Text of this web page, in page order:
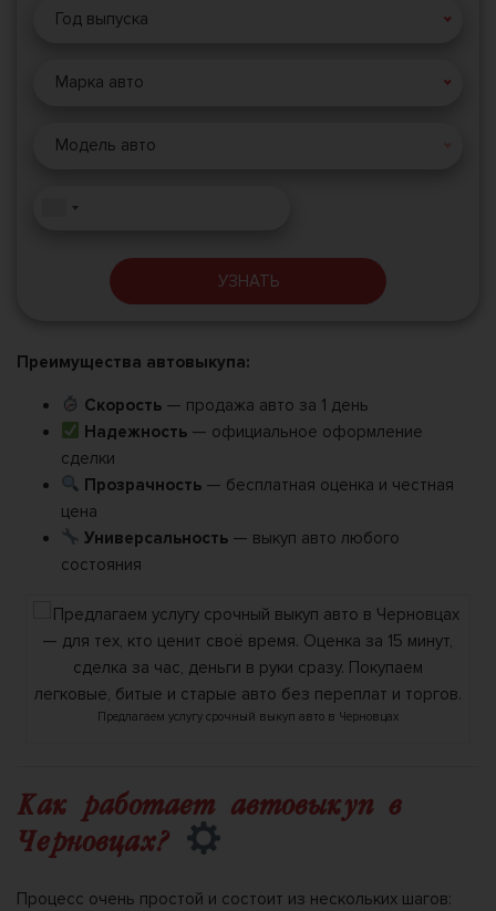
Год выпуска
Марка авто
Модель авто
УЗНАТЬ
Преимущества автовыкупа:
Скорость — продажа авто за 1 день
Надежность — официальное оформление
сделки
Прозрачность — бесплатная оценка и честная
цена
Универсальность — выкуп авто любого
состояния
Предлагаем услугу срочный выкуп авто в Черновцах
Как работает автовыкуп в
Черновцах?
Процесс очень простой и состоит из нескольких шагов: